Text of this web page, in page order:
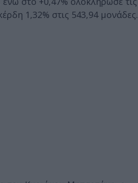
1,32% στις 543,94 μονάδες.